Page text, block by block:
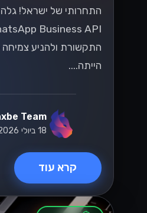
התחרותי של ישראל!
התקשורת ולהניע
הייתה....
Team
18 ביולי 2026
קרא עוד